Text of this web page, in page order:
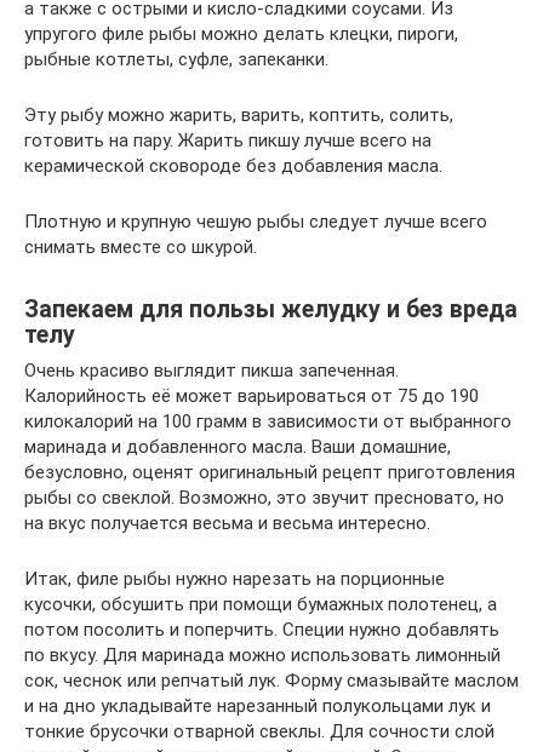
а также с острыми и кисло-сладкими соусами. Из
упругого филе рыбы можно делать клецки, пироги,
рыбные котлеты, суфле, запеканки.
Эту рыбу можно жарить, варить, коптить, солить,
готовить на пару. Жарить пикшу лучше всего на
керамической сковороде без добавления масла.
Плотную и крупную чешую рыбы следует лучше всего
снимать вместе со шкурой.
Запекаем для пользы желудку и без вреда
телу
Очень красиво выглядит пикша запеченная.
Калорийность её может варьироваться от 75 до 190
килокалорий на 100 грамм в зависимости от выбранного
маринада и добавленного масла. Ваши домашние,
безусловно, оценят оригинальный рецепт приготовления
рыбы со свеклой. Возможно, это звучит пресновато, но
на вкус получается весьма и весьма интересно.
Итак, филе рыбы нужно нарезать на порционные
кусочки, обсушить при помощи бумажных полотенец, а
потом посолить и поперчить. Специи нужно добавлять
по вкусу. Для маринада можно использовать лимонный
сок, чеснок или репчатый лук. Форму смазывайте маслом
и на дно укладывайте нарезанный полукольцами лук и
тонкие брусочки отварной свеклы. Для сочности слой